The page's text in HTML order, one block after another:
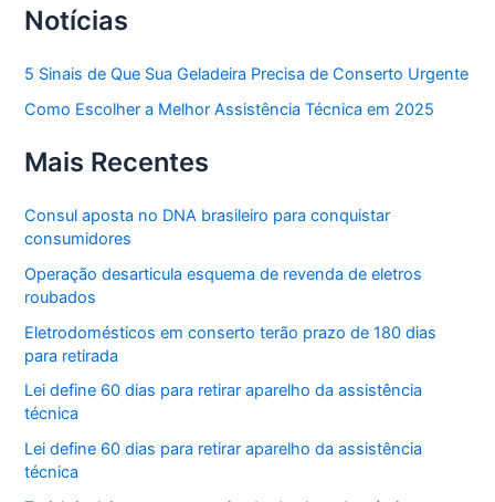
Notícias
5 Sinais de Que Sua Geladeira Precisa de Conserto Urgente
Como Escolher a Melhor Assistência Técnica em 2025
Mais Recentes
Consul aposta no DNA brasileiro para conquistar
consumidores
Operação desarticula esquema de revenda de eletros
roubados
Eletrodomésticos em conserto terão prazo de 180 dias
para retirada
Lei define 60 dias para retirar aparelho da assistência
técnica
Lei define 60 dias para retirar aparelho da assistência
técnica